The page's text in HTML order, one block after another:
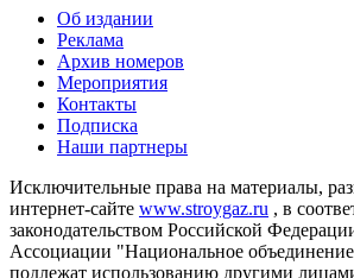
Об издании
Реклама
Архив номеров
Мероприятия
Контакты
Подписка
Наши партнеры
Исключительные права на материалы,
интернет-сайте www.stroygaz.ru , в
законодательством Российской
Ассоциации "Национальное
подлежат использованию другими